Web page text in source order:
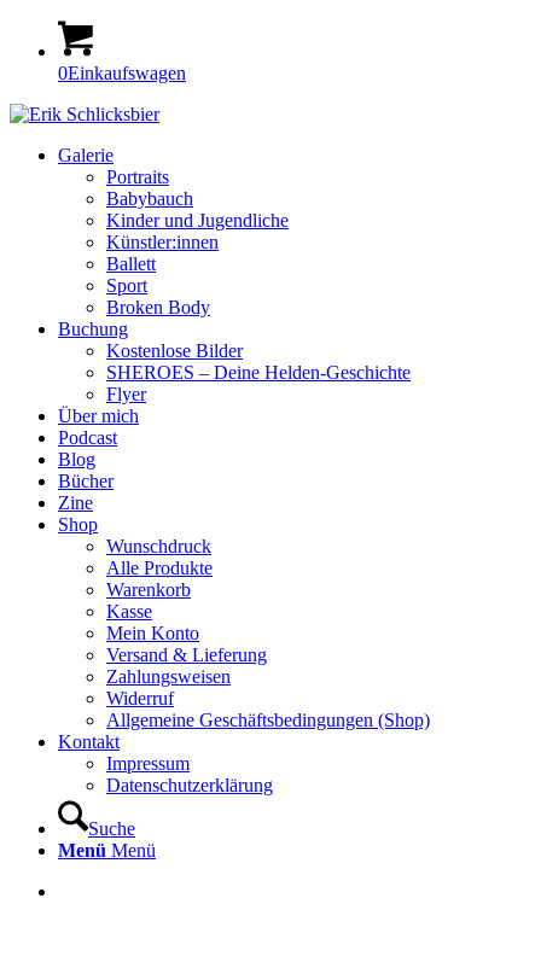
0Einkaufswagen
Galerie
Portraits
Babybauch
Kinder und Jugendliche
Künstler:innen
Ballett
Sport
Broken Body
Buchung
Kostenlose Bilder
SHEROES – Deine Helden-Geschichte
Flyer
Über mich
Podcast
Blog
Bücher
Zine
Shop
Wunschdruck
Alle Produkte
Warenkorb
Kasse
Mein Konto
Versand & Lieferung
Zahlungsweisen
Widerruf
Allgemeine Geschäftsbedingungen (Shop)
Kontakt
Impressum
Datenschutzerklärung
Suche
Menü Menü